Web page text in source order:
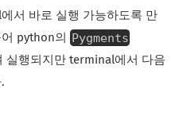
서 바로 실행 가능하도록 만
python의
Pygments
실행되지만 terminal에서 다음